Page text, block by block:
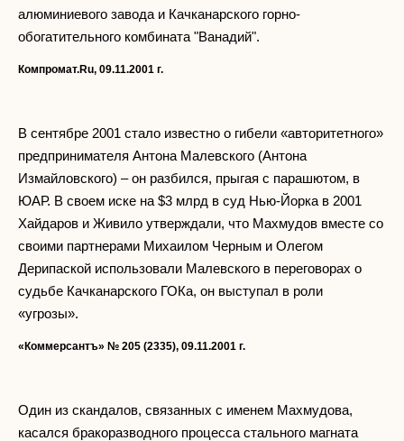
алюминиевого завода и Качканарского горно-
обогатительного комбината "Ванадий".
Компромат.Ru, 09.11.2001 г.
В сентябре 2001 стало известно о гибели «авторитетного»
предпринимателя Антона Малевского (Антона
Измайловского) – он разбился, прыгая с парашютом, в
ЮАР. В своем иске на $3 млрд в суд Нью-Йорка в 2001
Хайдаров и Живило утверждали, что Махмудов вместе со
своими партнерами Михаилом Черным и Олегом
Дерипаской использовали Малевского в переговорах о
судьбе Качканарского ГОКа, он выступал в роли
«угрозы».
«Коммерсантъ» № 205 (2335), 09.11.2001 г.
Один из скандалов, связанных с именем Махмудова,
касался бракоразводного процесса стального магната